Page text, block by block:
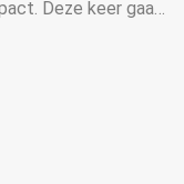
Deze keer gaan